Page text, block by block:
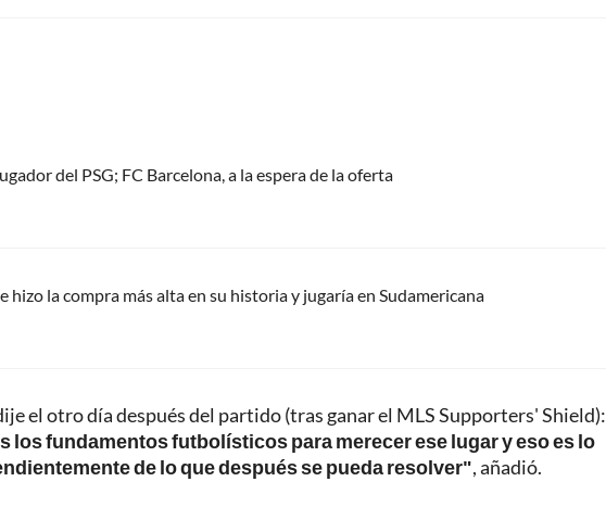
del PSG; FC Barcelona, a la espera de la oferta
hizo la compra más alta en su historia y jugaría en Sudamericana
el otro día después del partido (tras ganar el MLS Supporters' Shield):
los fundamentos futbolísticos para merecer ese lugar y eso es lo
de lo que después se pueda resolver", añadió.